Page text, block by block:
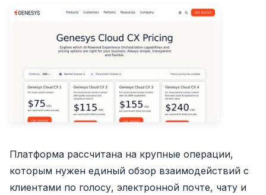
Платформа рассчитана на крупные операции,
которым нужен единый обзор взаимодействий с
клиентами по голосу, электронной почте, чату и